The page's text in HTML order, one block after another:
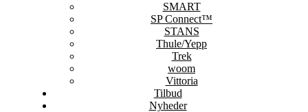
SMART
SP Connect™
STANS
Thule/Yepp
Trek
woom
Vittoria
Tilbud
Nyheder